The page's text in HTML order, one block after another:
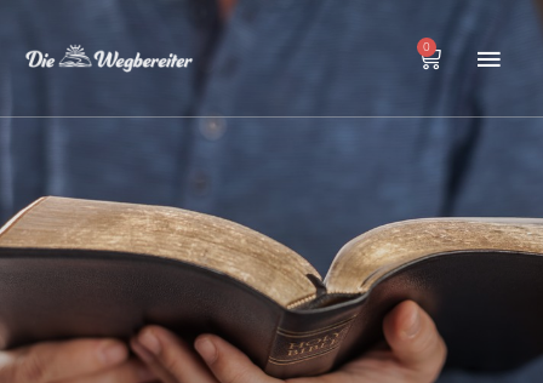
Inhalt
0
Warenkorb